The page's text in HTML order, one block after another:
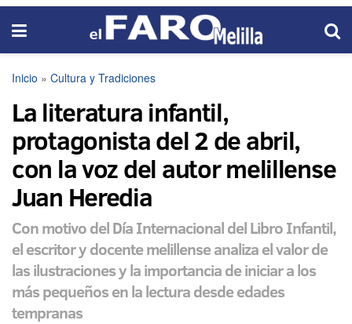
Inicio » Cultura y Tradiciones
La literatura infantil,
protagonista del 2 de abril,
con la voz del autor melillense
Juan Heredia
Con motivo del Día Internacional del Libro Infantil,
el escritor y docente melillense analiza el valor de
las ilustraciones y la importancia de iniciar a los
más pequeños en la lectura desde edades
tempranas